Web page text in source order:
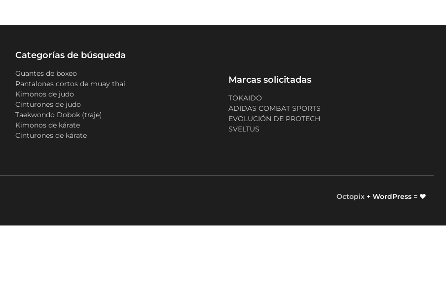
Categorías de búsqueda
Guantes de boxeo
Pantalones cortos de muay thai
Kimonos de judo
Cinturones de judo
Taekwondo Dobok (traje)
Kimonos de kárate
Cinturones de kárate
Marcas solicitadas
TOKAIDO
ADIDAS COMBAT SPORTS
EVOLUCIÓN DE PROTECH
SVELTUS
Octopix+ WordPress = ❤